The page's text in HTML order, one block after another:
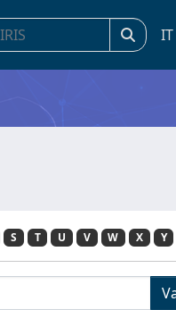
IT
S T U V W X Y